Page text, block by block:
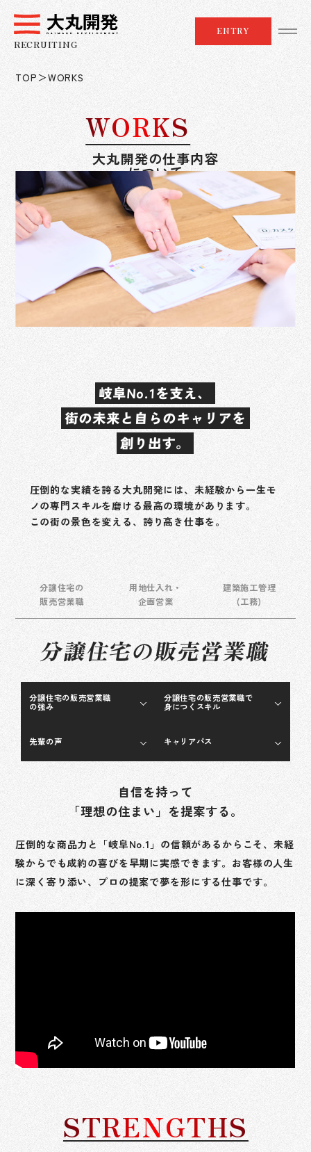
RECRUITING
ENTRY
TOP＞WORKS
WORKS
大丸開発の仕事内容
について
岐阜No.1を支え、
街の未来と自らのキャリアを
創り出す。
圧倒的な実績を誇る大丸開発には、未経験から一生モ
ノの専門スキルを磨ける最高の環境があります。
この街の景色を変える、誇り高き仕事を。
分譲住宅の
販売営業職
用地仕入れ・
企画営業
建築施工管理
(工務)
分譲住宅の販売営業職
分譲住宅の販売営業職
の強み
分譲住宅の販売営業職で
身につくスキル
先輩の声 キャリアパス
自信を持って
「理想の住まい」を提案する。
圧倒的な商品力と「岐阜No.1」の信頼があるからこそ、未経
験からでも成約の喜びを早期に実感できます。 お客様の人生
に深く寄り添い、プロの提案で夢を形にする仕事です。
STRENGTHS